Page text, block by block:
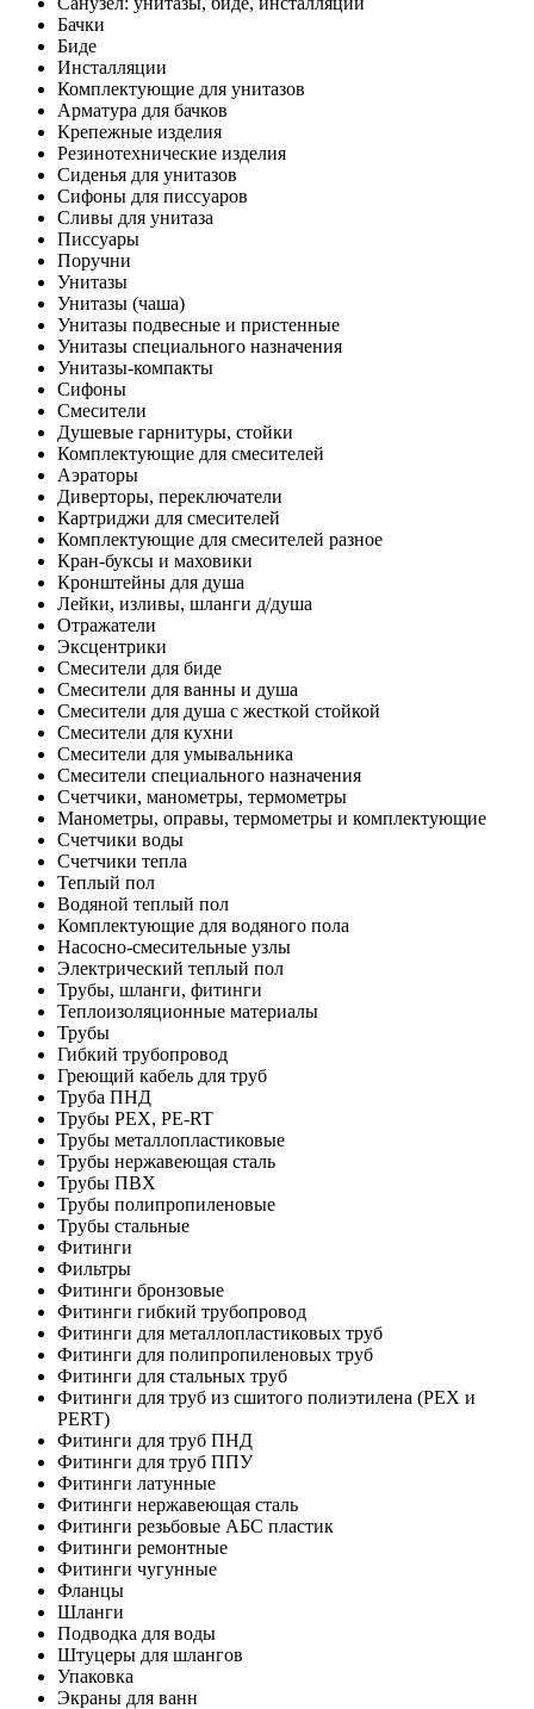
Бачки
Биде
Инсталляции
Комплектующие для унитазов
Арматура для бачков
Крепежные изделия
Резинотехнические изделия
Сиденья для унитазов
Сифоны для писсуаров
Сливы для унитаза
Писсуары
Поручни
Унитазы
Унитазы (чаша)
Унитазы подвесные и пристенные
Унитазы специального назначения
Унитазы-компакты
Сифоны
Смесители
Душевые гарнитуры, стойки
Комплектующие для смесителей
Аэраторы
Диверторы, переключатели
Картриджи для смесителей
Комплектующие для смесителей разное
Кран-буксы и маховики
Кронштейны для душа
Лейки, изливы, шланги д/душа
Отражатели
Эксцентрики
Смесители для биде
Смесители для ванны и душа
Смесители для душа с жесткой стойкой
Смесители для кухни
Смесители для умывальника
Смесители специального назначения
Счетчики, манометры, термометры
Манометры, оправы, термометры и комплектующие
Счетчики воды
Счетчики тепла
Теплый пол
Водяной теплый пол
Комплектующие для водяного пола
Насосно-смесительные узлы
Электрический теплый пол
Трубы, шланги, фитинги
Теплоизоляционные материалы
Трубы
Гибкий трубопровод
Греющий кабель для труб
Труба ПНД
Трубы PEX, PE-RT
Трубы металлопластиковые
Трубы нержавеющая сталь
Трубы ПВХ
Трубы полипропиленовые
Трубы стальные
Фитинги
Фильтры
Фитинги бронзовые
Фитинги гибкий трубопровод
Фитинги для металлопластиковых труб
Фитинги для полипропиленовых труб
Фитинги для стальных труб
Фитинги для труб из сшитого полиэтилена (PEX и
PERT)
Фитинги для труб ПНД
Фитинги для труб ППУ
Фитинги латунные
Фитинги нержавеющая сталь
Фитинги резьбовые АБС пластик
Фитинги ремонтные
Фитинги чугунные
Фланцы
Шланги
Подводка для воды
Штуцеры для шлангов
Упаковка
Экраны для ванн